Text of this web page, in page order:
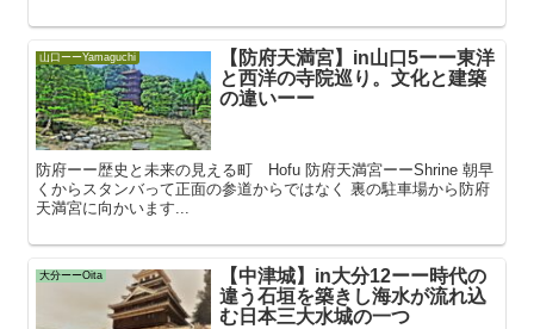
山口ーーYamaguchi
【防府天満宮】in山口5ーー東洋
と西洋の寺院巡り。文化と建築
の違いーー
防府ーー歴史と未来の見える町 Hofu 防府天満宮ーーShrine 朝早
くからスタンバって正面の参道からではなく 裏の駐車場から防府
天満宮に向かいます...
大分ーーOita
【中津城】in大分12ーー時代の
違う石垣を築きし海水が流れ込
む日本三大水城の一つ